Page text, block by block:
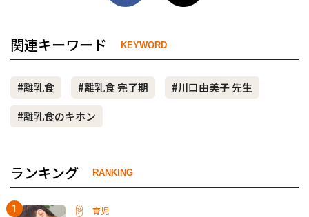
関連キーワード KEYWORD
#離乳食 #離乳食 完了期
#川口由美子 先生
#離乳食のキホン
ランキング RANKING
育児